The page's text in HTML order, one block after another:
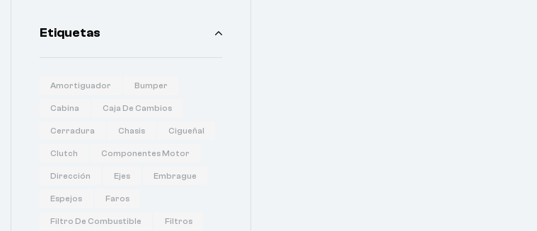
Etiquetas
Amortiguador Bumper
Cabina Caja De Cambios
Cerradura Chasis Cigueñal
Clutch Componentes Motor
Dirección Ejes Embrague
Espejos Faros
Filtro De Combustible Filtros